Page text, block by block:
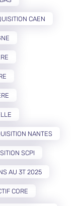
CAEN
NANTES
SCPI
AU 3T 2025
CORE